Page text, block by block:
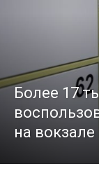
Более 17
на